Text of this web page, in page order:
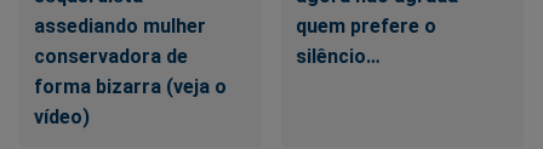
assediando mulher
conservadora de
forma bizarra (veja o
vídeo)
quem prefere o
silêncio…